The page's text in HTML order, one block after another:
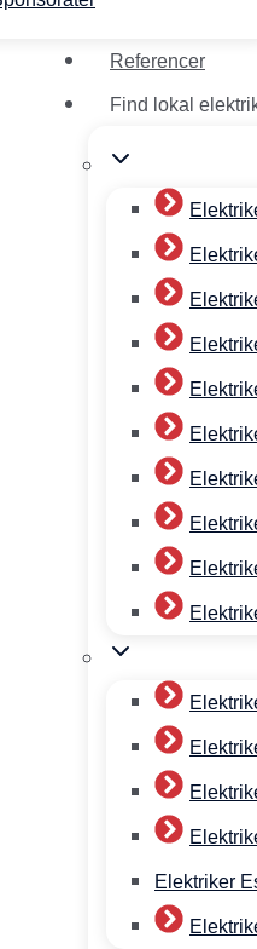
Referencer
Find lokal
Elektriker